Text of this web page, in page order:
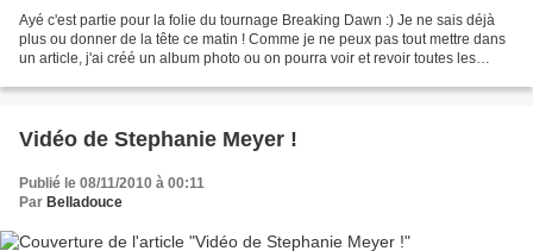
Ayé c'est partie pour la folie du tournage Breaking Dawn :) Je ne sais déjà
plus ou donner de la tête ce matin ! Comme je ne peux pas tout mettre dans
un article, j'ai créé un album photo ou on pourra voir et revoir toutes les
Vidéo de Stephanie Meyer !
Publié le 08/11/2010 à 00:11
Par Belladouce